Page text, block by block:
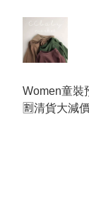
Women童裝
🈹清貨大減